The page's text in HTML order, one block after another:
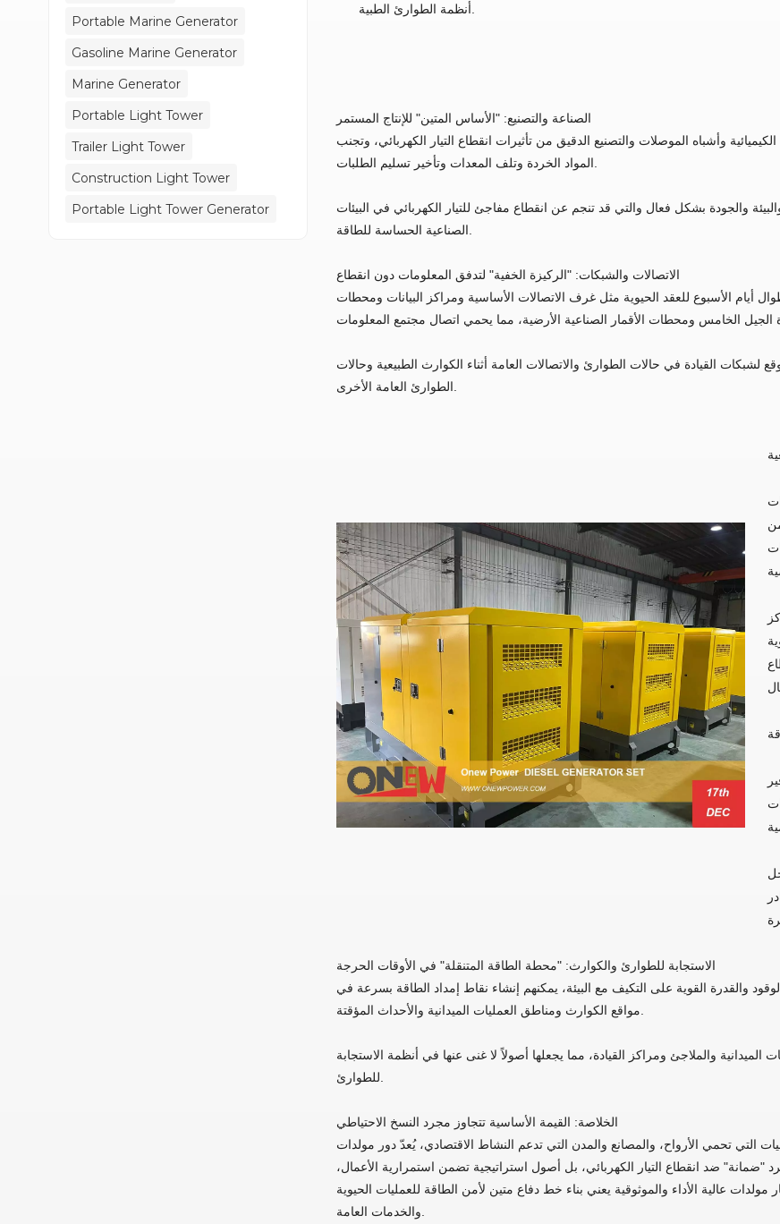
Portable Marine Generator
Gasoline Marine Generator
Marine Generator
Portable Light Tower
Trailer Light Tower
Construction Light Tower
Portable Light Tower Generator
الصناعة والتصنيع: "الأساس المتين" للإنتاج المستمر
وأشباه الموصلات والتصنيع الدقيق من تأثيرات انقطاع التيار الكهربائي، وتجنب
والجودة بشكل فعال والتي قد تنجم عن انقطاع مفاجئ للتيار الكهربائي في البيئات
الاتصالات والشبكات: "الركيزة الخفية" لتدفق المعلومات دون انقطاع
الأسبوع للعقد الحيوية مثل غرف الاتصالات الأساسية ومراكز البيانات ومحطات
القيادة في حالات الطوارئ والاتصالات العامة أثناء الكوارث الطبيعية وحالات
الاستجابة للطوارئ والكوارث: "محطة الطاقة المتنقلة" في الأوقات الحرجة
والقدرة القوية على التكيف مع البيئة، يمكنهم إنشاء نقاط إمداد الطاقة بسرعة في
الميدانية والملاجئ ومراكز القيادة، مما يجعلها أصولاً لا غنى عنها في أنظمة الاستجابة
الخلاصة: القيمة الأساسية تتجاوز مجرد النسخ الاحتياطي
التي تحمي الأرواح، والمصانع والمدن التي تدعم النشاط الاقتصادي، يُعدّ دور مولدات
"ضمانة" ضد انقطاع التيار الكهربائي، بل أصول استراتيجية تضمن استمرارية الأعمال،
مولدات عالية الأداء والموثوقية يعني بناء خط دفاع متين لأمن الطاقة للعمليات الحيوية